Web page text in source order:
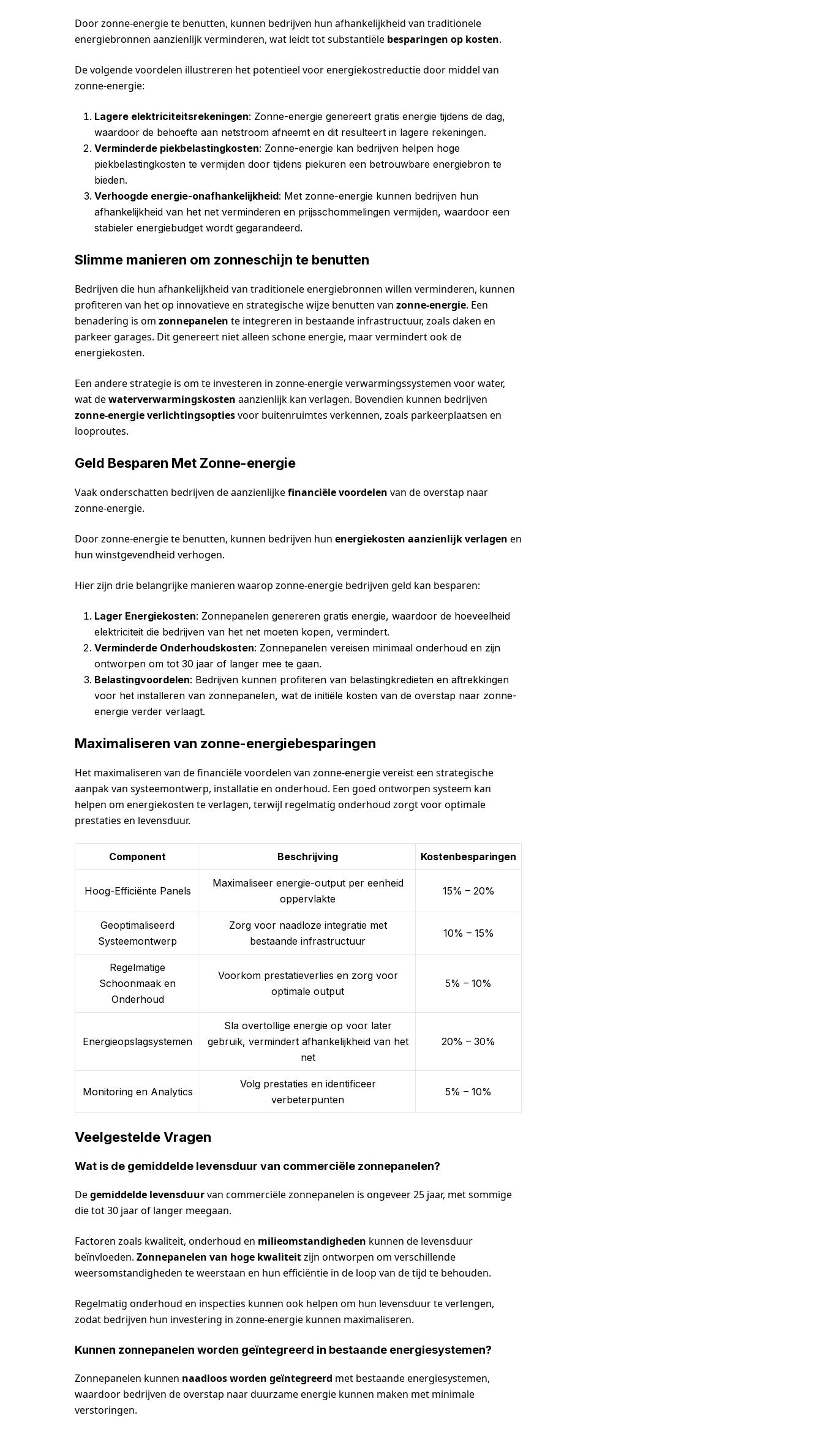
Door zonne-energie te benutten, kunnen bedrijven hun afhankelijkheid van traditionele
energiebronnen aanzienlijk verminderen, wat leidt tot substantiële besparingen op kosten.
De volgende voordelen illustreren het potentieel voor energiekostreductie door middel van
zonne-energie:
Lagere elektriciteitsrekeningen: Zonne-energie genereert gratis energie tijdens de dag,
waardoor de behoefte aan netstroom afneemt en dit resulteert in lagere rekeningen.
Verminderde piekbelastingkosten: Zonne-energie kan bedrijven helpen hoge
piekbelastingkosten te vermijden door tijdens piekuren een betrouwbare energiebron te
bieden.
Verhoogde energie-onafhankelijkheid: Met zonne-energie kunnen bedrijven hun
afhankelijkheid van het net verminderen en prijsschommelingen vermijden, waardoor een
stabieler energiebudget wordt gegarandeerd.
Slimme manieren om zonneschijn te benutten
Bedrijven die hun afhankelijkheid van traditionele energiebronnen willen verminderen, kunnen
profiteren van het op innovatieve en strategische wijze benutten van zonne-energie. Een
benadering is om zonnepanelen te integreren in bestaande infrastructuur, zoals daken en
parkeer garages. Dit genereert niet alleen schone energie, maar vermindert ook de
energiekosten.
Een andere strategie is om te investeren in zonne-energie verwarmingssystemen voor water,
wat dewaterverwarmingskosten aanzienlijk kan verlagen. Bovendien kunnen bedrijven
zonne-energie verlichtingsoptiesvoor buitenruimtes verkennen, zoals parkeerplaatsen en
looproutes.
Geld Besparen Met Zonne-energie
Vaak onderschatten bedrijven de aanzienlijkefinanciële voordelen van de overstap naar
zonne-energie.
Door zonne-energie te benutten, kunnen bedrijven hun energiekosten aanzienlijk verlagen en
hun winstgevendheid verhogen.
Hier zijn drie belangrijke manieren waarop zonne-energie bedrijven geld kan besparen:
Lager Energiekosten: Zonnepanelen genereren gratis energie, waardoor de hoeveelheid
elektriciteit die bedrijven van het net moeten kopen, vermindert.
Verminderde Onderhoudskosten: Zonnepanelen vereisen minimaal onderhoud en zijn
ontworpen om tot 30 jaar of langer mee te gaan.
Belastingvoordelen: Bedrijven kunnen profiteren van belastingkredieten en aftrekkingen
voor het installeren van zonnepanelen, wat de initiële kosten van de overstap naar zonne-
energie verder verlaagt.
Maximaliseren van zonne-energiebesparingen
Het maximaliseren van de financiële voordelen van zonne-energie vereist een strategische
aanpak van systeemontwerp, installatie en onderhoud. Een goed ontworpen systeem kan
helpen om energiekosten te verlagen, terwijl regelmatig onderhoud zorgt voor optimale
prestaties en levensduur.
Component Beschrijving Kostenbesparingen
Hoog-Efficiënte Panels
Maximaliseer energie-output per eenheid
oppervlakte
15% – 20%
Geoptimaliseerd
Systeemontwerp
Zorg voor naadloze integratie met
bestaande infrastructuur
10% – 15%
Regelmatige
Schoonmaak en
Onderhoud
Voorkom prestatieverlies en zorg voor
optimale output
5% – 10%
Energieopslagsystemen
Sla overtollige energie op voor later
gebruik, vermindert afhankelijkheid van het
net
20% – 30%
Monitoring en Analytics
Volg prestaties en identificeer
verbeterpunten
5% – 10%
Veelgestelde Vragen
Wat is de gemiddelde levensduur van commerciële zonnepanelen?
Degemiddelde levensduurvan commerciële zonnepanelen is ongeveer 25 jaar, met sommige
die tot 30 jaar of langer meegaan.
Factoren zoals kwaliteit, onderhoud en milieomstandigheden kunnen de levensduur
beïnvloeden. Zonnepanelen van hoge kwaliteitzijn ontworpen om verschillende
weersomstandigheden te weerstaan en hun efficiëntie in de loop van de tijd te behouden.
Regelmatig onderhoud en inspecties kunnen ook helpen om hun levensduur te verlengen,
zodat bedrijven hun investering in zonne-energie kunnen maximaliseren.
Kunnen zonnepanelen worden geïntegreerd in bestaande energiesystemen?
Zonnepanelen kunnen naadloos worden geïntegreerd met bestaande energiesystemen,
waardoor bedrijven de overstap naar duurzame energie kunnen maken met minimale
verstoringen.